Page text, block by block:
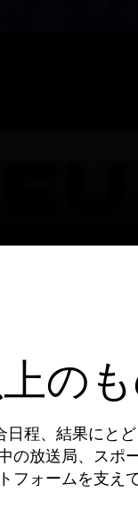
の
程、結果にと
の放送局、スポ
ォームを支えて